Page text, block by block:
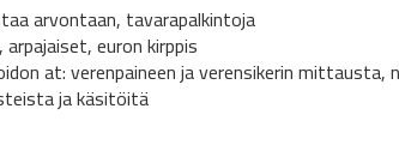
arvontaan, tavarapalkintoja
euron kirppis
at: verenpaineen ja verensikerin
ja käsitöitä